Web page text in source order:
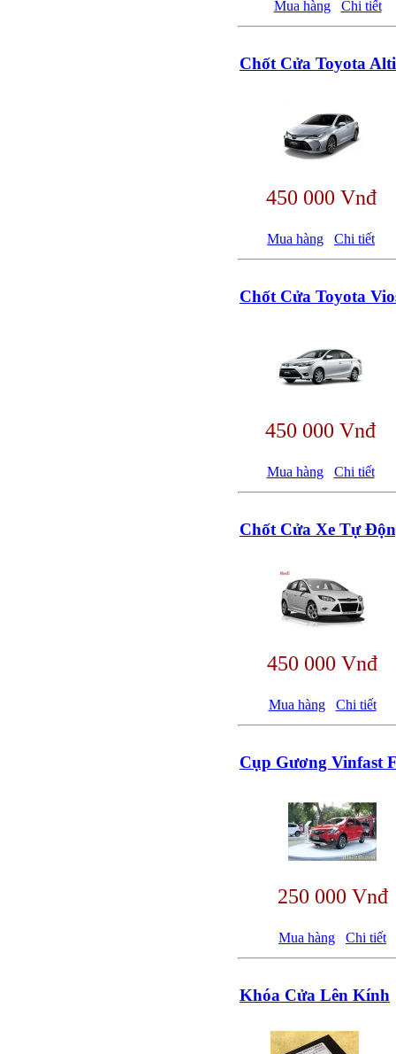
Mua hàng Chi tiết
Chốt Cửa Toyota
450 000 Vnđ
Mua hàng Chi tiết
Chốt Cửa Toyota
450 000 Vnđ
Mua hàng Chi tiết
Chốt Cửa Xe Tự
450 000 Vnđ
Mua hàng Chi tiết
Cụp Gương Vinfast
250 000 Vnđ
Mua hàng Chi tiết
Khóa Cửa Lên Kính